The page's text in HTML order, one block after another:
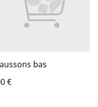
bas
€